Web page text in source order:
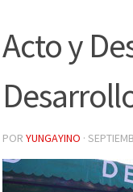
Acto y
POR YUNGAYINO ·